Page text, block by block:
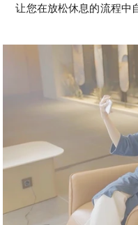
让您在放松休息的流程中